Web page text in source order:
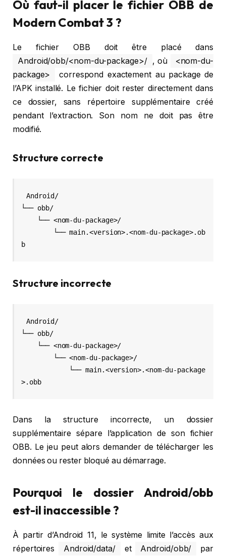
Où faut-il placer le fichier OBB de
Modern Combat 3 ?
Le fichier OBB doit être placé dans
Android/obb/<nom-du-package>/ , où
<nom-du-
package>
correspond exactement au package de
l’APK installé. Le fichier doit rester directement dans
ce dossier, sans répertoire supplémentaire créé
pendant l’extraction. Son nom ne doit pas être
modifié.
Structure correcte
Android/
└── obb/
Structure incorrecte
Android/
└── obb/
>.obb
Dans la structure incorrecte, un dossier
supplémentaire sépare l’application de son fichier
OBB. Le jeu peut alors demander de télécharger les
données ou rester bloqué au démarrage.
Pourquoi le dossier Android/obb
est-il inaccessible ?
À partir d’Android 11, le système limite l’accès aux
répertoires
Android/data/ et Android/obb/
par